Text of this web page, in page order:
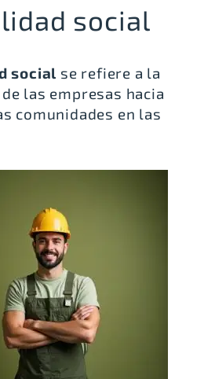
social
social se refiere a la
las empresas hacia
comunidades en las